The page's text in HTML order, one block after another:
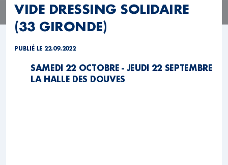
VIDE DRESSING SOLIDAIRE
(33 GIRONDE)
PUBLIÉ LE 22.09.2022
SAMEDI 22 OCTOBRE - JEUDI 22 SEPTEMBRE
LA HALLE DES DOUVES